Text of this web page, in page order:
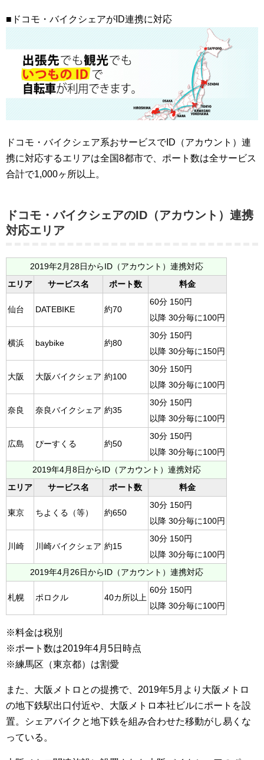
■ドコモ・バイクシェアがID連携に対応
ドコモ・バイクシェア系おサービスでID（アカウント）連
携に対応するエリアは全国8都市で、ポート数は全サービス
合計で1,000ヶ所以上。
ドコモ・バイクシェアのID（アカウント）連携
対応エリア
2019年2月28日からID（アカウント）連携対応
エリア
サービス名 ポート数 料金
仙台 DATEBIKE 約70
60分 150円
以降 30分毎に100円
横浜 baybike 約80
30分 150円
以降 30分毎に150円
大阪 大阪バイクシェア 約100
30分 150円
以降 30分毎に100円
奈良 奈良バイクシェア 約35
30分 150円
以降 30分毎に100円
広島 ぴーすくる 約50
30分 150円
以降 30分毎に100円
2019年4月8日からID（アカウント）連携対応
エリア
サービス名 ポート数 料金
東京 ちよくる（等） 約650
30分 150円
以降 30分毎に100円
川崎 川崎バイクシェア 約15
30分 150円
以降 30分毎に100円
2019年4月26日からID（アカウント）連携対応
札幌 ポロクル 40カ所以上
60分 150円
以降 30分毎に100円
※料金は税別
※ポート数は2019年4月5日時点
※練馬区（東京都）は割愛
また、大阪メトロとの提携で、2019年5月より大阪メトロ
の地下鉄駅出口付近や、大阪メトロ本社ビルにポートを設
置。シェアバイクと地下鉄を組み合わせた移動がし易くな
っている。